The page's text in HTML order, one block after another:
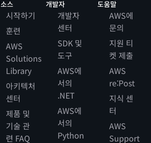
스
시작하기
훈련
AWS
Solutions
Library
아키텍처
센터
제품 및
기술 관
련 FAQ
개발자
개발자
센터
SDK 및
도구
AWS에
서의
.NET
AWS에
서의
Python
도움말
AWS에
문의
지원 티
켓 제출
AWS
re:Post
지식 센
터
AWS
Support